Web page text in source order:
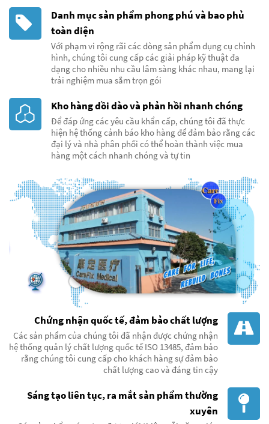
Danh mục sản phẩm phong phú và bao phủ
toàn diện
Với phạm vi rộng rãi các dòng sản phẩm dụng cụ chỉnh
hình, chúng tôi cung cấp các giải pháp kỹ thuật đa
dạng cho nhiều nhu cầu lâm sàng khác nhau, mang lại
trải nghiệm mua sắm trọn gói
Kho hàng dồi dào và phản hồi nhanh chóng
Để đáp ứng các yêu cầu khẩn cấp, chúng tôi đã thực
hiện hệ thống cảnh báo kho hàng để đảm bảo rằng các
đại lý và nhà phân phối có thể hoàn thành việc mua
hàng một cách nhanh chóng và tự tin
Chứng nhận quốc tế, đảm bảo chất lượng
Các sản phẩm của chúng tôi đã nhận được chứng nhận
hệ thống quản lý chất lượng quốc tế ISO 13485, đảm bảo
rằng chúng tôi cung cấp cho khách hàng sự đảm bảo
chất lượng cao và đáng tin cậy
Sáng tạo liên tục, ra mắt sản phẩm thường
xuyên